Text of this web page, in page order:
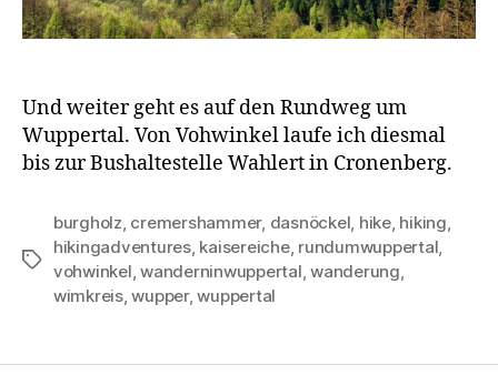
Und weiter geht es auf den Rundweg um
Wuppertal. Von Vohwinkel laufe ich diesmal
bis zur Bushaltestelle Wahlert in Cronenberg.
Schlagwörter
burgholz cremershammer, dasnöckel hike, hiking
hikingadventures, kaisereiche, rundumwuppertal
vohwinkel ,wanderninwuppertal ,wanderung
wimkreis,wupper,wuppertal